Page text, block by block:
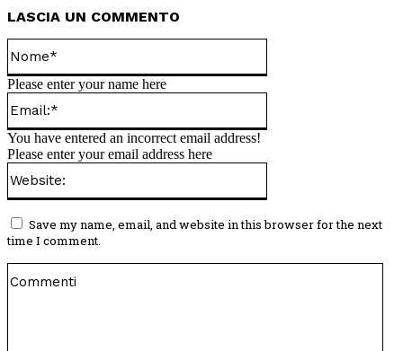
LASCIA UN COMMENTO
Please enter your name here
You have entered an incorrect email address!
Please enter your email address here
Save my name, email, and website in this browser for the next
time I comment.